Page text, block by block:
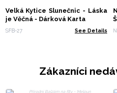
Velká Kytice Slunečnic - Láska
je Věčná - Dárková Karta
SFB-27 See Details
Zákazníci